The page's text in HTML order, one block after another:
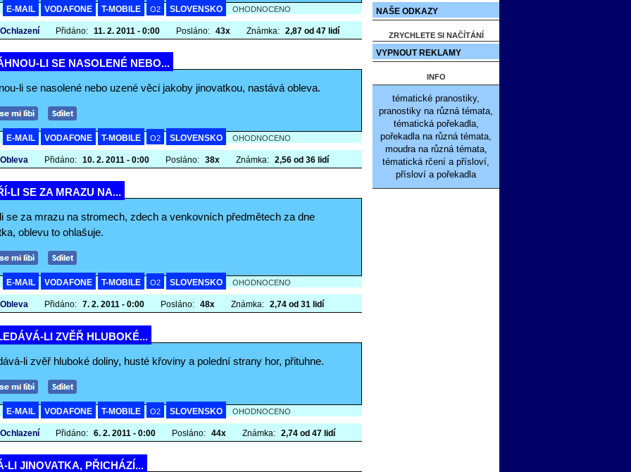
E-MAIL VODAFONE T-MOBILE O2 SLOVENSKO OHODNOCENO
Přidáno: 11. 2. 2011 - 0:00 Posláno: 43x Známka: 2,87 od 47 lidí
LI SE NASOLENÉ NEBO...
li se nasolené nebo uzené věci jakoby jinovatkou, nastává obleva.
E-MAIL VODAFONE T-MOBILE O2 SLOVENSKO OHODNOCENO
Přidáno: 10. 2. 2011 - 0:00 Posláno: 38x Známka: 2,56 od 36 lidí
LI SE ZA MRAZU NA...
se za mrazu na stromech, zdech a venkovních předmětech za dne
oblevu to ohlašuje.
E-MAIL VODAFONE T-MOBILE O2 SLOVENSKO OHODNOCENO
Přidáno: 7. 2. 2011 - 0:00 Posláno: 48x Známka: 2,74 od 31 lidí
LI ZVĚŘ HLUBOKÉ...
li zvěř hluboké doliny, husté křoviny a polední strany hor, přituhne.
E-MAIL VODAFONE T-MOBILE O2 SLOVENSKO OHODNOCENO
Přidáno: 6. 2. 2011 - 0:00 Posláno: 44x Známka: 2,74 od 47 lidí
LI JINOVATKA, PŘICHÁZÍ...
NAŠE ODKAZY
ZRYCHLETE SI NAČÍTÁNÍ
VYPNOUT REKLAMY
INFO
tématické pranostiky,
pranostiky na různá témata,
tématická pořekadla,
pořekadla na různá témata,
moudra na různá témata,
tématická rčení a přísloví,
přísloví a pořekadla